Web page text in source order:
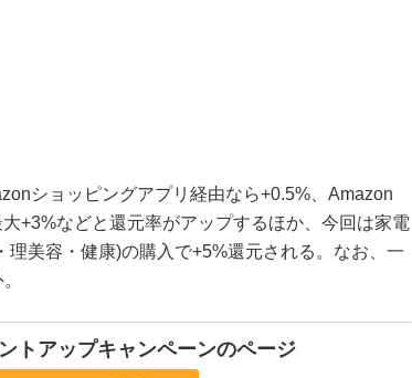
ショッピングアプリ経由なら+0.5%、Amazon
+3%などと還元率がアップするほか、今回は家電
理美容・健康)の購入で+5%還元される。なお、一
トアップキャンペーンのページ